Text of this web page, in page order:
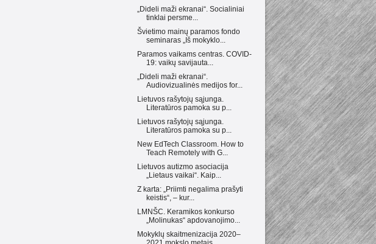
„Dideli maži ekranai“. Socialiniai
tinklai persme...
Švietimo mainų paramos fondo
seminaras „Iš mokyklo...
Paramos vaikams centras. COVID-
19: vaikų savijauta...
„Dideli maži ekranai“.
Audiovizualinės medijos for...
Lietuvos rašytojų sąjunga.
Literatūros pamoka su p...
Lietuvos rašytojų sąjunga.
Literatūros pamoka su p...
New EdTech Classroom. How to
Teach Remotely with G...
Lietuvos autizmo asociacija
„Lietaus vaikai“. Kaip...
Z karta: „Priimti negalima prašyti
keistis“, – kur...
LMNŠC. Keramikos konkurso
„Molinukas“ apdovanojimo...
Mokyklų skaitmenizacija 2020–